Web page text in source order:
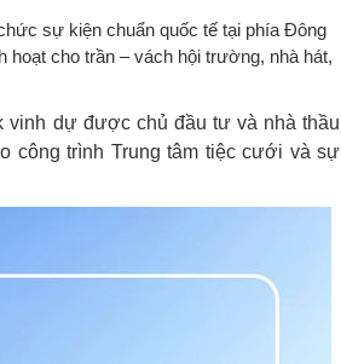
sự kiện chuẩn quốc tế tại phía Đông
hoạt cho trần – vách hội trường, nhà hát,
vinh dự được chủ đầu tư và nhà thầu
công trình Trung tâm tiệc cưới và sự